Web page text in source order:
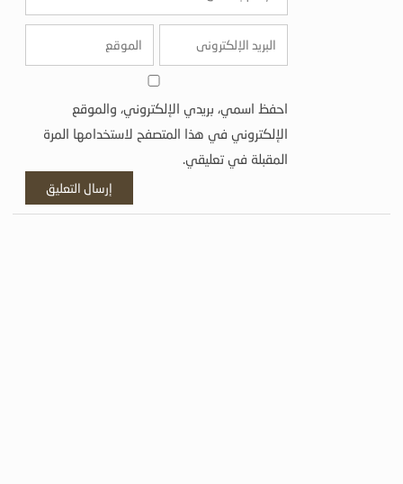
احفظ اسمي، بريدي الإلكتروني، والموقع
الإلكتروني في هذا المتصفح لاستخدامها المرة
المقبلة في تعليقي.